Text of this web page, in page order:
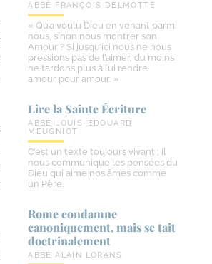
ABBÉ FRANÇOIS DELMOTTE
« Qu’a voulu Dieu en venant parmi
nous, sinon nous montrer son
Amour ? Si jusqu’ici nous ne nous
pressions pas de l’aimer, du moins
ne tardons plus à lui rendre
amour pour amour. »
Lire la Sainte Écriture
ABBÉ LOUIS-EDOUARD
MEUGNIOT
C’est un texte toujours vivant ; il
nous communique les pensées du
Dieu qui aime nos âmes comme
un Père.
Rome condamne
canoniquement, mais se tait
doctrinalement
ABBÉ ALAIN LORANS